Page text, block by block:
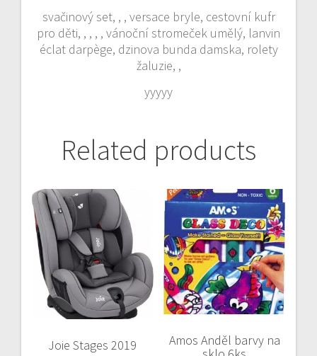
svačinový set, , , versace bryle, cestovní kufr
pro děti, , , , , vánoční stromeček umělý, lanvin
éclat darpège, dzinova bunda damska, rolety
žaluzie, ,
yyyyy
Related products
Joie Stages 2019
Amos Anděl barvy na